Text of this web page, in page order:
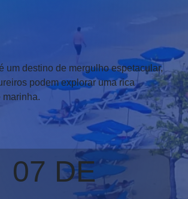
um destino de mergulho espetacular,
podem explorar uma rica
marinha.
07 DE